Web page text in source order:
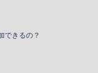
できるの？